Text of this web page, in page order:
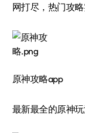
网打尽，热门攻
原神攻略app
最新最全的原神